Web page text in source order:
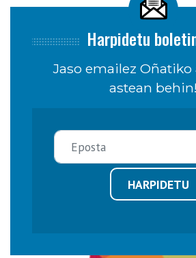
Harpidetu
Jaso emailez Oñatiko
astean behin!
HARPIDETU